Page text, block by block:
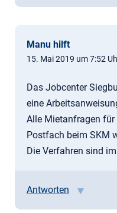
Manu hilft
15. Mai 2019 um 7:52
Das Jobcenter
eine
Alle Mietanfragen für
Postfach beim SKM
Die Verfahren sind
Antworten